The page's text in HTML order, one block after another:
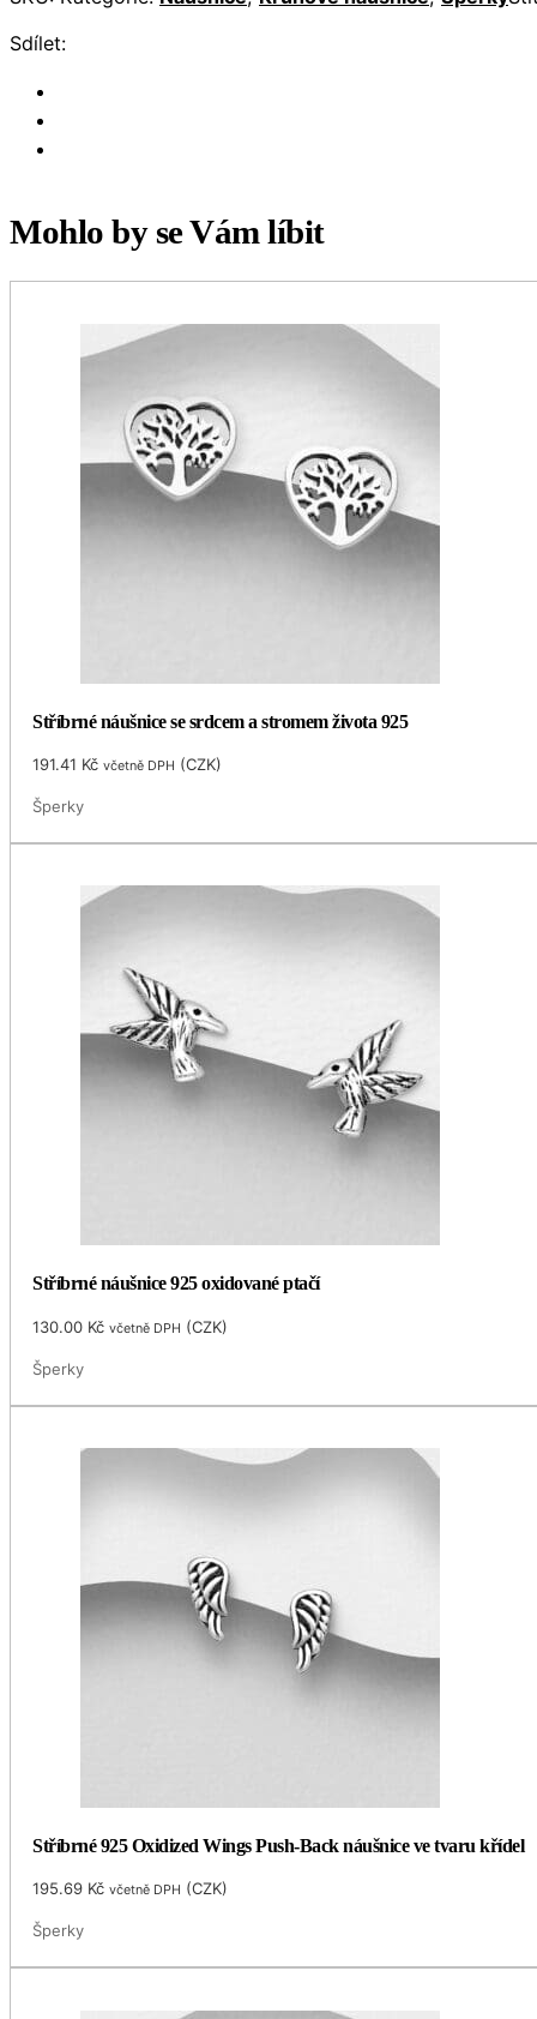
Sdílet:
Mohlo by se Vám líbit
Stříbrné náušnice se srdcem a stromem života 925
191.41 Kč včetně DPH (CZK)
Šperky
Stříbrné náušnice 925 oxidované ptačí
130.00 Kč včetně DPH (CZK)
Šperky
Stříbrné 925 Oxidized Wings Push-Back náušnice ve tvaru křídel
195.69 Kč včetně DPH (CZK)
Šperky